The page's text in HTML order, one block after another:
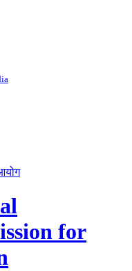
for